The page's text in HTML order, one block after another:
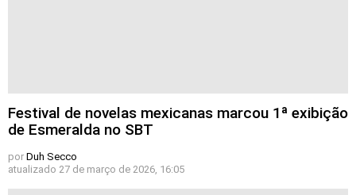
Festival de novelas mexicanas marcou 1ª exibição
de Esmeralda no SBT
por Duh Secco
atualizado 27 de março de 2026, 16:05